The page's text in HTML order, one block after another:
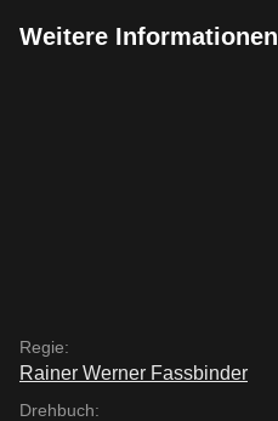
Weitere Informationen
Regie:
Rainer Werner Fassbinder
Drehbuch: